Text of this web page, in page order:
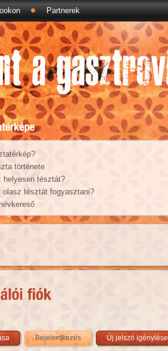
Partnerek
története
helyesen tésztát?
olasz tésztát fogyasztani?
Bejelentkezés(aktív fül)Új jelszó igénylése